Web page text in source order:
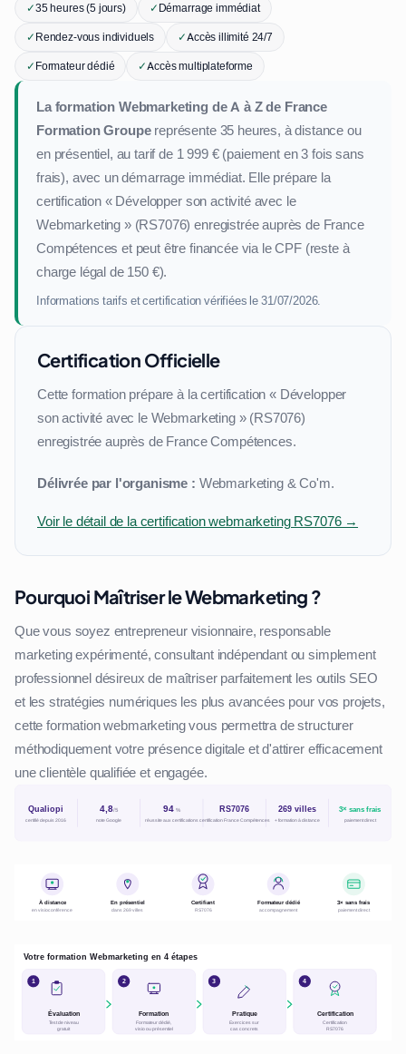
✓35 heures (5 jours) ✓Démarrage immédiat
✓Rendez-vous individuels ✓Accès illimité 24/7
✓Formateur dédié ✓Accès multiplateforme
La formation Webmarketing de A à Z de France
Formation Groupereprésente 35 heures, à distance ou
en présentiel, au tarif de 1 999 € (paiement en 3 fois sans
frais), avec un démarrage immédiat. Elle prépare la
certification « Développer son activité avec le
Webmarketing » (RS7076) enregistrée auprès de France
Compétences et peut être financée via le CPF (reste à
charge légal de 150 €).
Informations tarifs et certification vérifiées le 31/07/2026.
Certification Officielle
Cette formation prépare à la certification « Développer
son activité avec le Webmarketing » (RS7076)
enregistrée auprès de France Compétences.
Délivrée par l'organisme : Webmarketing & Co'm.
Voir le détail de la certification webmarketing RS7076 →
Pourquoi Maîtriser le Webmarketing ?
Que vous soyez entrepreneur visionnaire, responsable
marketing expérimenté, consultant indépendant ou simplement
professionnel désireux de maîtriser parfaitement les outils SEO
et les stratégies numériques les plus avancées pour vos projets,
cette formation webmarketing vous permettra de structurer
méthodiquement votre présence digitale et d'attirer efficacement
une clientèle qualifiée et engagée.